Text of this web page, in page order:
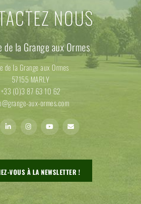
NOUS
de la Grange aux Ormes
de la Grange aux Ormes
57155 MARLY
+33 (0)3 87 63 10 62
aux-ormes.com
VOUS À LA NEWSLETTER !